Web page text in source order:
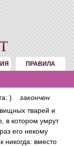
ПРАВИЛА
) закончен
тварей и
в котором умрут
его некому
никогда: вместо